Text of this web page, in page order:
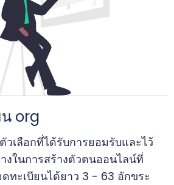
org
วเลือกที่ได้รับการยอมรับและไว้
งในการสร้างตัวตนออนไลน์ที่
ทะเบียนได้ยาว 3 - 63 อักขระ